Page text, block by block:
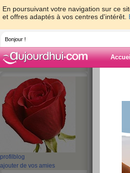
En poursuivant votre navigation sur ce
et offres adaptés à vos centres d'intérêt.
Bonjour !
profil blog
ajouter de vos amies